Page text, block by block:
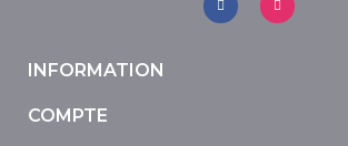
INFORMATION
COMPTE